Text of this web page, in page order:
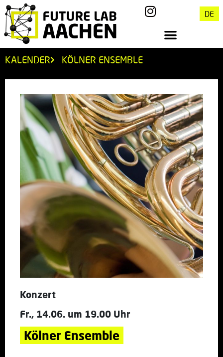
DE
KALENDER KÖLNER ENSEMBLE
Konzert
Fr., 14.06. um 19.00 Uhr
Kölner Ensemble